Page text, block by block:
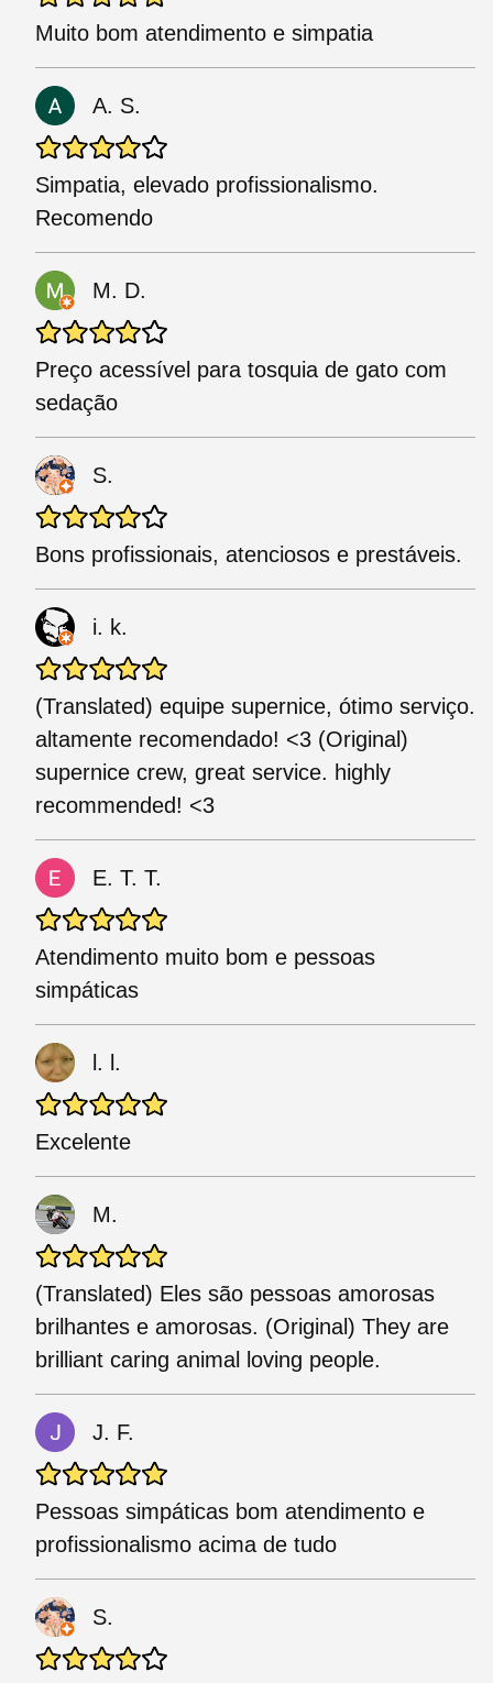
Muito bom atendimento e simpatia
A. S.
Simpatia, elevado profissionalismo.
Recomendo
M. D.
Preço acessível para tosquia de gato com
sedação
S.
Bons profissionais, atenciosos e prestáveis.
i. k.
(Translated) equipe supernice, ótimo serviço.
altamente recomendado! <3 (Original)
supernice crew, great service. highly
recommended! <3
E. T. T.
Atendimento muito bom e pessoas
simpáticas
l. l.
Excelente
M.
(Translated) Eles são pessoas amorosas
brilhantes e amorosas. (Original) They are
brilliant caring animal loving people.
J. F.
Pessoas simpáticas bom atendimento e
profissionalismo acima de tudo
S.